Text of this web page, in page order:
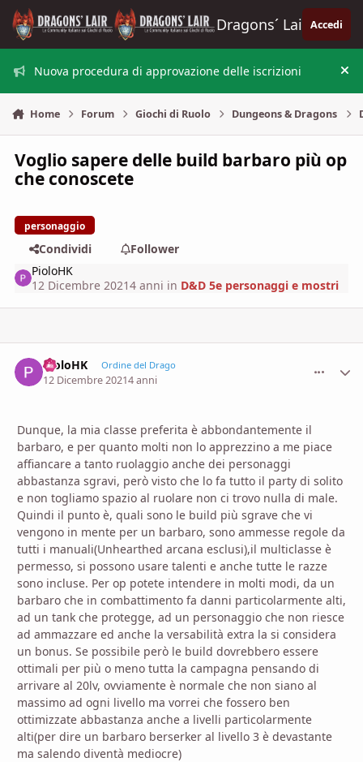
Vai al contenuto
Dragons´ Lair Accedi
Nuova procedura di approvazione delle iscrizioni
Home Forum Giochi di Ruolo Dungeons & Dragons
Voglio sapere delle build barbaro più op
che conoscete
personaggio
Condividi
Follower
PioloHK
12 Dicembre 20214 anni in D&D 5e personaggi e mostri
PioloHK Ordine del Drago
12 Dicembre 20214 anni
Dunque, la mia classe preferita è abbondantemente il
barbaro, e per quanto molti non lo apprezzino a me piace
affiancare a tanto ruolaggio anche dei personaggi
abbastanza sgravi, però visto che lo fa tutto il party di solito
e non togliamo spazio al ruolare non ci trovo nulla di male.
Quindi il punto è, quali sono le build più sgrave che vi
vengono in mente per un barbaro, sono ammesse regole da
tutti i manuali(Unhearthed arcana esclusi),il multiclasse è
permesso, si possono usare talenti e anche tutte le razze
sono incluse. Per op potete intendere in molti modi, da un
barbaro che in combattimento fa danni particolarmente alti,
ad un tank che protegge, ad un personaggio che non riesce
ad ammazzare ed anche la versabilità extra la si considera
un bonus. Se possibile però le build dovrebbero essere
ottimali per più o meno tutta la campagna pensando di
arrivare al 20lv, ovviamente è normale che non siano al
massimo ad ogni livello ma vorrei che fossero ben
ottimizzate abbastanza anche a livelli particolarmente
alti(per dire un barbaro berserker al livello 3 è devastante
ma salendo diventà mediocre)